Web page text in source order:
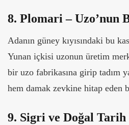
8. Plomari – Uzo’nun
Adanın güney kıyısındaki bu
Yunan içkisi uzonun üretim
bir uzo fabrikasına girip tadım
hem damak zevkine hitap eden
9. Sigri ve Doğal Tarih